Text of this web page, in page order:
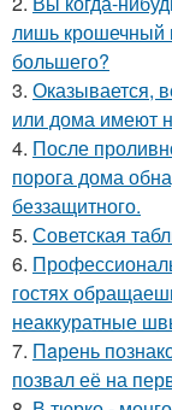
лишь крошечный
большего?
3. Оказывается,
или дома имеют
4. После
порога дома
беззащитного.
5. Советская
6.
гостях
неаккуратные
7. Пaрень
позвал её на